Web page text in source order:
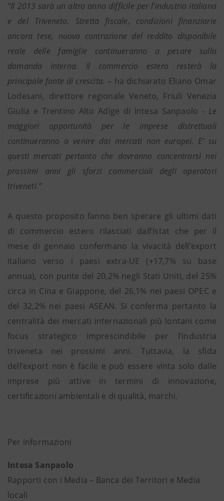
“Il 2013 sarà un altro anno difficile per l’industria italiana
e del Triveneto. Stretta fiscale, condizioni finanziarie
ancora tese, nuova contrazione del reddito disponibile
reale delle famiglie continueranno a pesare sulla
domanda interna. Il commercio estero resterà la
principale fonte di crescita. – ha dichiarato Eliano Omar
Lodesani, direttore regionale Veneto, Friuli Venezia
Giulia e Trentino Alto Adige di Intesa Sanpaolo - Le
maggiori opportunità per le imprese distrettuali
continueranno a venire dai mercati non europei. E’ su
questi mercati pertanto che dovranno concentrarsi nei
prossimi anni gli sforzi commerciali degli operatori
triveneti.”
A questo proposito fanno ben sperare gli ultimi dati
di commercio estero rilasciati dall’Istat che per il
mese di gennaio confermano la vivacità dell’export
italiano verso i paesi extra-UE (+17,7% su base
annua), con punte del 20,2% negli Stati Uniti, del 25%
circa in Cina e Giappone, del 26,1% nei paesi OPEC e
del 32,2% nei paesi ASEAN. Si conferma pertanto la
centralità dei mercati internazionali più lontani come
focus strategico imprescindibile per l’industria
triveneta nei prossimi anni. Tuttavia, la sfida
dell’export non è facile e può essere vinta solo dalle
imprese più attive in termini di innovazione,
certificazioni ambientali e di qualità, marchi.
Per informazioni
Intesa Sanpaolo
Rapporti con i Media – Banca dei Territori e Media
locali